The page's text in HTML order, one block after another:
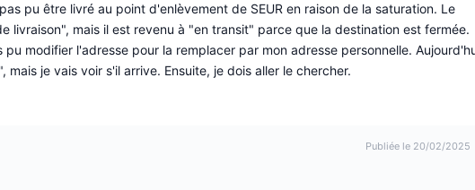
pu être livré au point d'enlèvement de SEUR en raison de la saturation. Le
livraison", mais il est revenu à "en transit" parce que la destination est fermée.
modifier l'adresse pour la remplacer par mon adresse personnelle.
mais je vais voir s'il arrive. Ensuite, je dois aller le chercher.
Publiée le 20/02/2025